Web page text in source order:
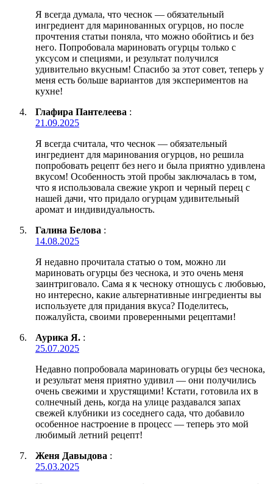
Я всегда думала, что чеснок — обязательный
ингредиент для маринованных огурцов, но после
прочтения статьи поняла, что можно обойтись и без
него. Попробовала мариновать огурцы только с
уксусом и специями, и результат получился
удивительно вкусным! Спасибо за этот совет, теперь у
меня есть больше вариантов для экспериментов на
кухне!
Глафира Пантелеева :
21.09.2025
Я всегда считала, что чеснок — обязательный
ингредиент для маринования огурцов, но решила
попробовать рецепт без него и была приятно удивлена
вкусом! Особенность этой пробы заключалась в том,
что я использовала свежие укроп и черный перец с
нашей дачи, что придало огурцам удивительный
аромат и индивидуальность.
Галина Белова :
14.08.2025
Я недавно прочитала статью о том, можно ли
мариновать огурцы без чеснока, и это очень меня
заинтриговало. Сама я к чесноку отношусь с любовью,
но интересно, какие альтернативные ингредиенты вы
используете для придания вкуса? Поделитесь,
пожалуйста, своими проверенными рецептами!
Аурика Я. :
25.07.2025
Недавно попробовала мариновать огурцы без чеснока,
и результат меня приятно удивил — они получились
очень свежими и хрустящими! Кстати, готовила их в
солнечный день, когда на улице раздавался запах
свежей клубники из соседнего сада, что добавило
особенное настроение в процесс — теперь это мой
любимый летний рецепт!
Женя Давыдова :
25.03.2025